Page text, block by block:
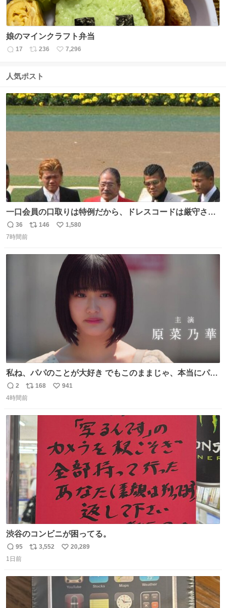
娘のマインクラフト弁当
返
数
17
リ
ス
数
236
い
7,296
人気ポスト
一口会員の口取りは特例だから、ドレスコードは厳守させ
るべき。
返
信
36
リ
146
い
数
1,580
7時間前
私ね、パパのことが大好き でもこのままじゃ、本当にパパ
を嫌いになっちゃう だから・・・ ドラマ #もうパパ ！😠
本編映像初公開📺 親子の愛ゆえのすれ違いを描くティザー
tver.jp/series/sr504n7… #日10 #ABCテレビ #新ドラマ
10/4（日）スタート🎬
返
信
2
リ
ポ
168
い
941
4時間前
渋谷のコンビニが困ってる。
返
信
95
リ
ト
数
3,552
い
数
20,289
1日前